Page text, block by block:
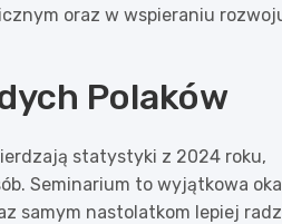
oraz w wspieraniu
Polaków
statystyki z 2024 roku,
Seminarium to wyjątkowa
samym nastolatkom lepiej